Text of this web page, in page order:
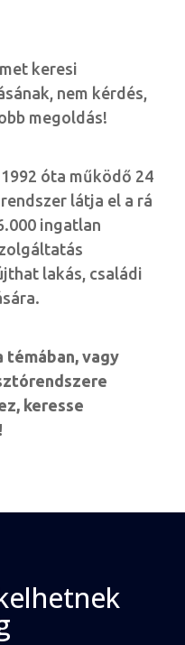
keresi
nem kérdés,
megoldás!
óta működő 24
látja el a rá
ingatlan
lakás, családi
témában, vagy
keresse